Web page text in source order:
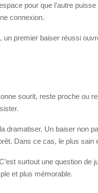
pour que l’autre
connexion.
premier baiser réussi
sourit, reste proche ou
dramatiser. Un baiser non
Dans ce cas, le plus
surtout une question de
et plus mémorable.